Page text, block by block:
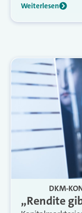
Weiterlesen
DKM-
„Rendite